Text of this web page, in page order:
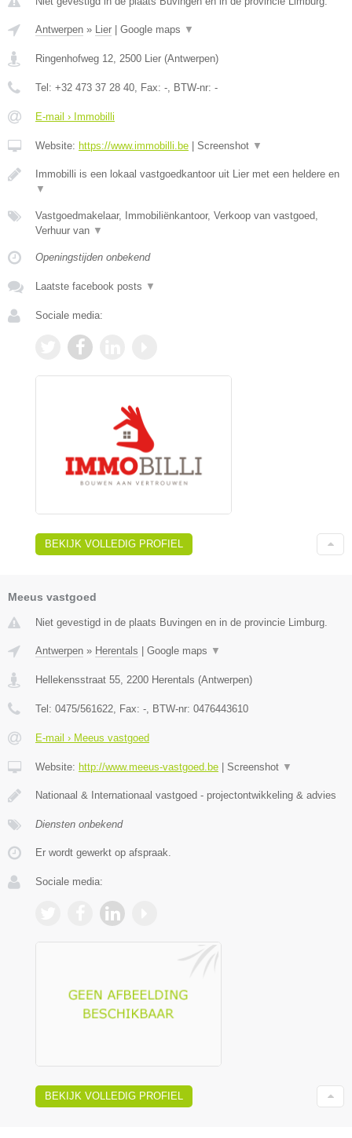
Antwerpen » Lier Google maps ▼
Ringenhofweg 12, 2500 Lier (Antwerpen)
Tel: +32 473 37 28 40, Fax: -, BTW-nr: -
E-mail › Immobilli
Website: https://www.immobilli.be Screenshot ▼
Immobilli is een lokaal vastgoedkantoor uit Lier met een heldere en
▼
Vastgoedmakelaar, Immobiliënkantoor, Verkoop van vastgoed,
Verhuur van ▼
Openingstijden onbekend
Laatste facebook posts ▼
Sociale media:
BEKIJK VOLLEDIG PROFIEL
Meeus vastgoed
Niet gevestigd in de plaats Buvingen en in de provincie Limburg.
Antwerpen » Herentals Google maps ▼
Hellekensstraat 55, 2200 Herentals (Antwerpen)
Tel: 0475/561622, Fax: -, BTW-nr: 0476443610
E-mail › Meeus vastgoed
Website: http://www.meeus-vastgoed.be Screenshot ▼
Nationaal & Internationaal vastgoed - projectontwikkeling & advies
Diensten onbekend
Er wordt gewerkt op afspraak.
Sociale media:
BEKIJK VOLLEDIG PROFIEL